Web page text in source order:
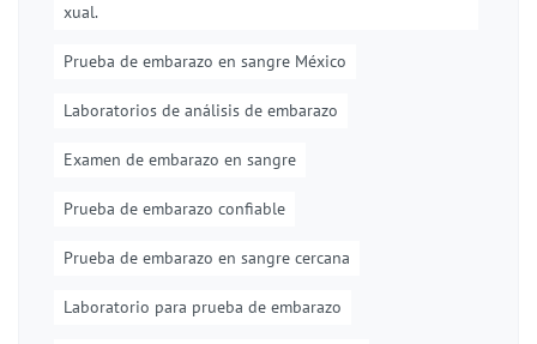
xual.
Prueba de embarazo en sangre México
Laboratorios de análisis de embarazo
Examen de embarazo en sangre
Prueba de embarazo confiable
Prueba de embarazo en sangre cercana
Laboratorio para prueba de embarazo